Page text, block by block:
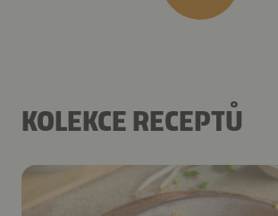
KOLEKCE RECEPTŮ